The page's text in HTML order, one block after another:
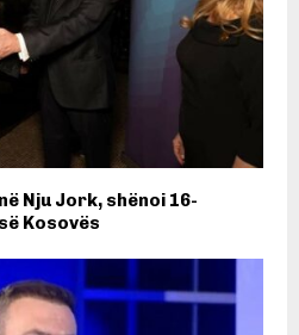
Nju Jork, shënoi 16-
Kosovës